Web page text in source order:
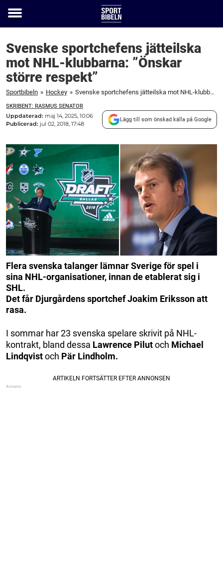
Toggle
Svenske sportchefens jätteilska
mot NHL-klubbarna: ”Önskar
större respekt”
Sportbibeln » Hockey » Svenske sportchefens jätteilska mot NHL-klubbarna: "Önskar större respekt"
SKRIBENT: RASMUS SENATOR
Uppdaterad: maj 14, 2025, 10:06
Publicerad: jul 02, 2018, 17:48
Lägg till som önskad källa på Google
Flera svenska talanger lämnar Sverige för spel i
sina NHL-organisationer, innan de etablerat sig i
SHL.
Det får Djurgårdens sportchef Joakim Eriksson att
rasa.
I sommar har 23 svenska spelare skrivit på NHL-
kontrakt, bland dessa Lawrence Pilutoch Michael
Lindqvistoch Pär Lindholm.